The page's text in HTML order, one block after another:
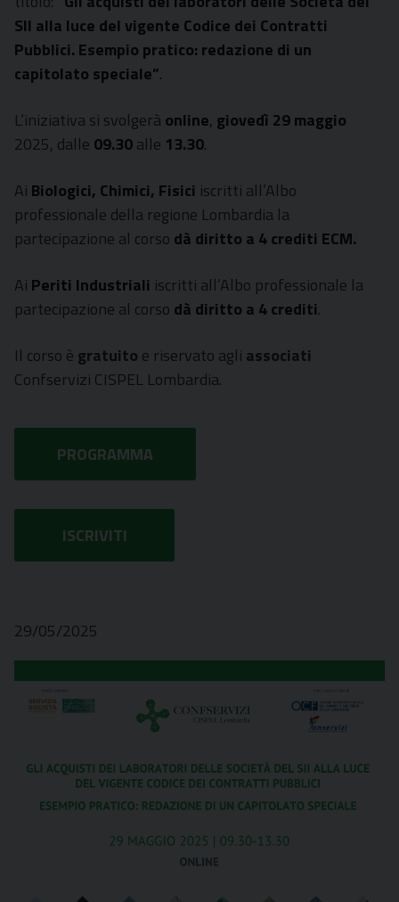
SII alla luce del vigente Codice dei Contratti
Pubblici. Esempio pratico: redazione di un
capitolato speciale”.
L’iniziativa si svolgerà online, giovedì 29 maggio
2025, dalle 09.30alle 13.30.
Ai Biologici, Chimici, Fisici iscritti all’Albo
professionale della regione Lombardia la
partecipazione al corso dà diritto a 4 crediti ECM.
Ai Periti Industriali iscritti all’Albo professionale la
partecipazione al corso dà diritto a 4 crediti.
Il corso è gratuito e riservato agli associati
Confservizi CISPEL Lombardia.
PROGRAMMA
ISCRIVITI
29/05/2025